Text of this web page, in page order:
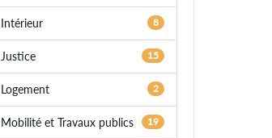
Intérieur 8
Justice 15
Logement 2
Mobilité et Travaux publics 19